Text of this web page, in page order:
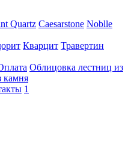
Quartz Caesarstone Noblle
Кварцит Травертин
Облицовка лестниц из
камня
1